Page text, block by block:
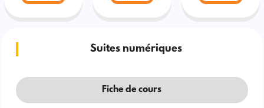
Suites numériques
Fiche de cours